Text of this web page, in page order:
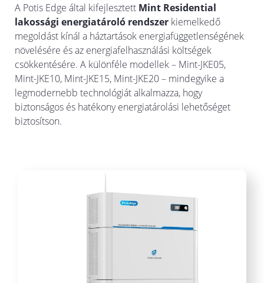
A Potis Edge által kifejlesztett Mint Residential
lakossági energiatároló rendszer kiemelkedő
megoldást kínál a háztartások energiafüggetlenségének
növelésére és az energiafelhasználási költségek
csökkentésére. A különféle modellek – Mint-JKE05,
Mint-JKE10, Mint-JKE15, Mint-JKE20 – mindegyike a
legmodernebb technológiát alkalmazza, hogy
biztonságos és hatékony energiatárolási lehetőséget
biztosítson.